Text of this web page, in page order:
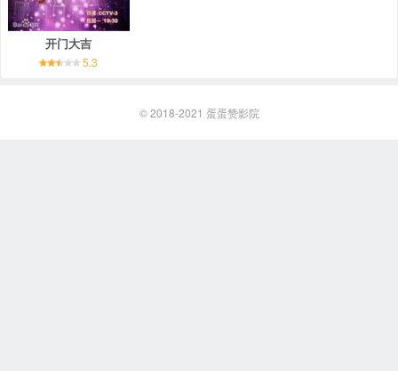
开门大吉
5.3
© 2018-2021 蛋蛋赞影院